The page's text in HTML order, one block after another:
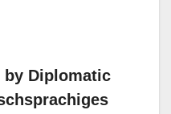
by Diplomatic